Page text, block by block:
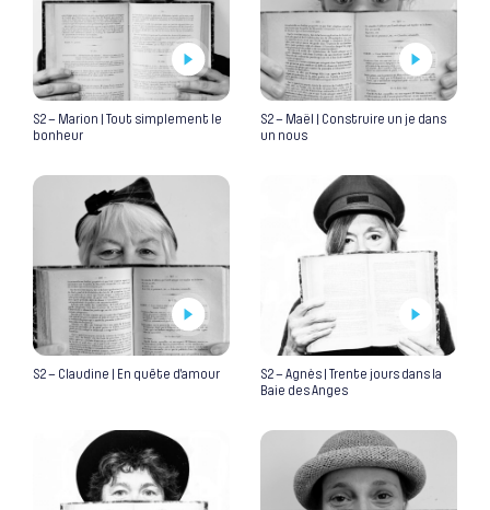
S2 – Marion | Tout simplement le
bonheur
S2 – Maël | Construire un je dans
un nous
S2 – Claudine | En quête d’amour
S2 – Agnès | Trente jours dans la
Baie des Anges